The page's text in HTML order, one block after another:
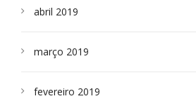
abril 2019
março 2019
fevereiro 2019